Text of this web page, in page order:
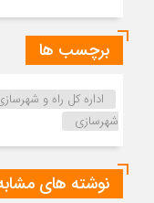
برچسب ها
اداره کل راه و
شهرسازی
نوشته های